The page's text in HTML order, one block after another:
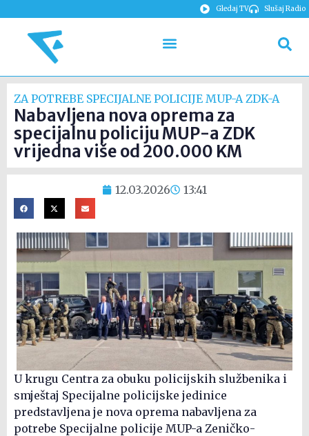
Gledaj TV Slušaj Radio
ZA POTREBE SPECIJALNE POLICIJE MUP-A ZDK-A
Nabavljena nova oprema za
specijalnu policiju MUP-a ZDK
vrijedna više od 200.000 KM
12.03.2026 13:41
U krugu Centra za obuku policijskih službenika i
smještaj Specijalne policijske jedinice
predstavljena je nova oprema nabavljena za
potrebe Specijalne policije MUP-a Zeničko-